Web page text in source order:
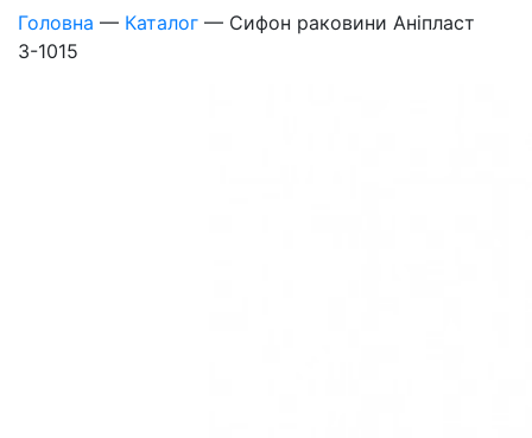
Головна — Каталог — Сифон раковини Аніпласт
З-1015